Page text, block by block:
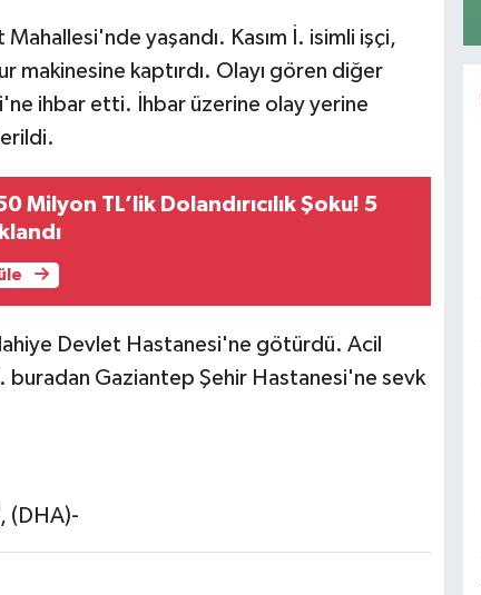
yaşandı. Kasım İ. isimli işçi,
makinesine kaptırdı. Olayı gören diğer
ihbar etti. İhbar üzerine olay yerine
Milyon TL’lik Dolandırıcılık Şoku! 5
Devlet Hastanesi'ne götürdü. Acil
buradan Gaziantep Şehir Hastanesi'ne sevk
(DHA)-